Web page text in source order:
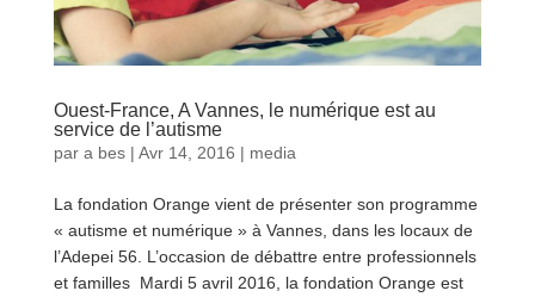
Ouest-France, A Vannes, le numérique est au
service de l’autisme
par a bes| Avr 14, 2016 | media
La fondation Orange vient de présenter son programme
« autisme et numérique » à Vannes, dans les locaux de
l’Adepei 56. L’occasion de débattre entre professionnels
et familles Mardi 5 avril 2016, la fondation Orange est